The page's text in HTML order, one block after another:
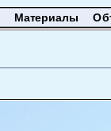
Материалы